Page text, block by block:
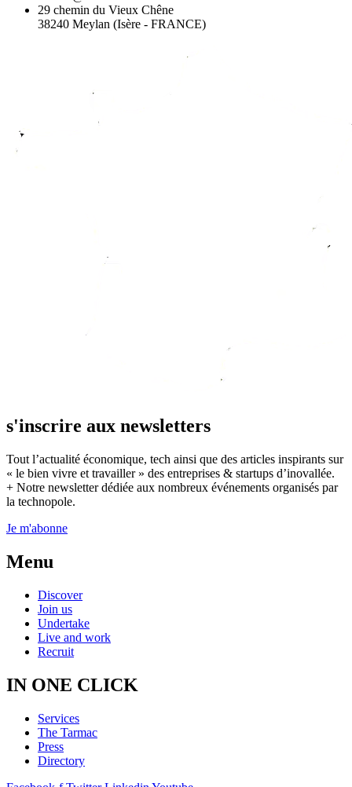
29 chemin du Vieux Chêne
38240 Meylan (Isère - FRANCE)
s'inscrire aux newsletters
Tout l’actualité économique, tech ainsi que des articles inspirants sur
« le bien vivre et travailler » des entreprises & startups d’inovallée.
+ Notre newsletter dédiée aux nombreux événements organisés par
la technopole.
Je m'abonne
Menu
Discover
Join us
Undertake
Live and work
Recruit
IN ONE CLICK
Services
The Tarmac
Press
Directory